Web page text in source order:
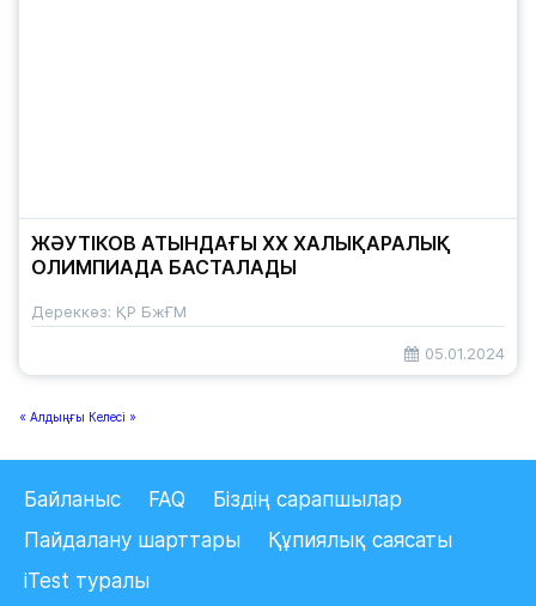
ЖӘУТІКОВ АТЫНДАҒЫ ХХ ХАЛЫҚАРАЛЫҚ
ОЛИМПИАДА БАСТАЛАДЫ
Дереккөз: ҚР БжҒМ
05.01.2024
« Алдыңғы Келесі »
Байланыс FAQ
Біздің сарапшылар
Пайдалану шарттары
Құпиялық саясаты
iTest туралы